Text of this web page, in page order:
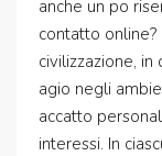
anche un po
contatto online?
civilizzazione,
agio negli
accatto
interessi. In